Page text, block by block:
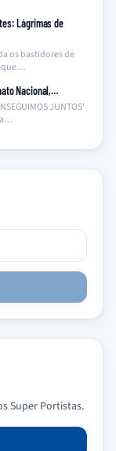
Lágrimas de
os bastidores de
Nacional,…
JUNTOS'
Super Portistas.